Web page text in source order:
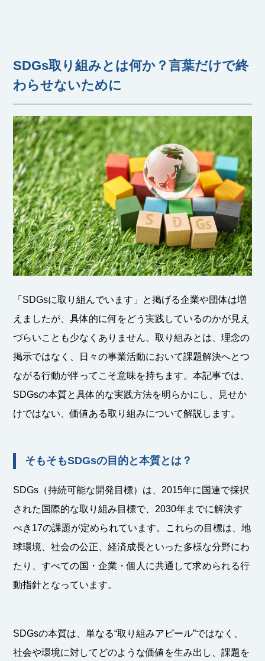
SDGs取り組みとは何か？言葉だけで終
わらせないために
「SDGsに取り組んでいます」と掲げる企業や団体は増
えましたが、具体的に何をどう実践しているのかが見え
づらいことも少なくありません。取り組みとは、理念の
掲示ではなく、日々の事業活動において課題解決へとつ
ながる行動が伴ってこそ意味を持ちます。本記事では、
SDGsの本質と具体的な実践方法を明らかにし、見せか
けではない、価値ある取り組みについて解説します。
そもそもSDGsの目的と本質とは？
SDGs（持続可能な開発目標）は、2015年に国連で採択
された国際的な取り組み目標で、2030年までに解決す
べき17の課題が定められています。これらの目標は、地
球環境、社会の公正、経済成長といった多様な分野にわ
たり、すべての国・企業・個人に共通して求められる行
動指針となっています。
SDGsの本質は、単なる“取り組みアピール”ではなく、
社会や環境に対してどのような価値を生み出し、課題を